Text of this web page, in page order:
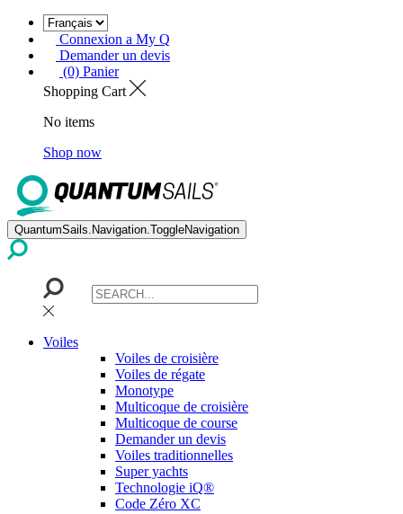
Connexion a My Q
Demander un devis
(0) Panier
Shopping Cart
No items
Shop now
QuantumSails.Navigation.ToggleNavigation
Voiles
Voiles de croisière
Voiles de régate
Monotype
Multicoque de croisière
Multicoque de course
Demander un devis
Voiles traditionnelles
Super yachts
Technologie iQ®
Code Zéro XC